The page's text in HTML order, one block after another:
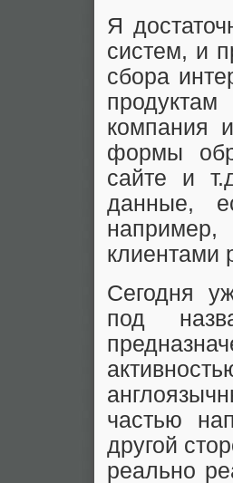
Я
систем, и
сбора
компания
формы
сайте и
данные,
клиентами
Сегодня
под
частью
другой
реально